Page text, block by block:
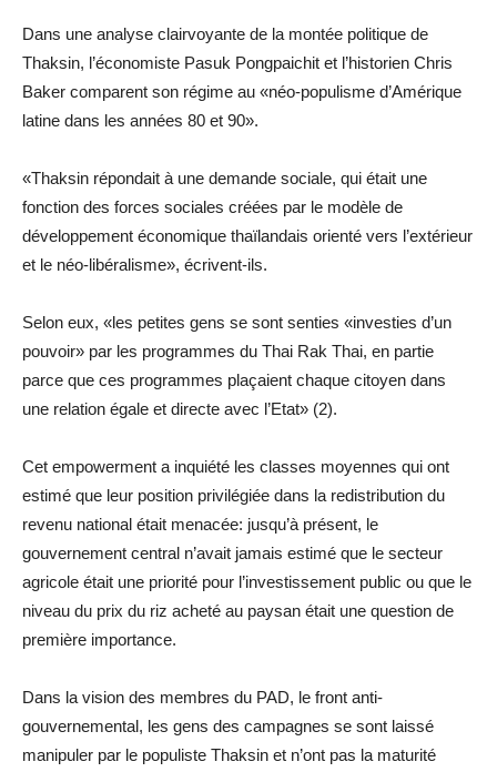
Dans une analyse clairvoyante de la montée politique de
Thaksin, l’économiste Pasuk Pongpaichit et l’historien Chris
Baker comparent son régime au «néo-populisme d’Amérique
latine dans les années 80 et 90».
«Thaksin répondait à une demande sociale, qui était une
fonction des forces sociales créées par le modèle de
développement économique thaïlandais orienté vers l’extérieur
et le néo-libéralisme», écrivent-ils.
Selon eux, «les petites gens se sont senties «investies d’un
pouvoir» par les programmes du Thai Rak Thai, en partie
parce que ces programmes plaçaient chaque citoyen dans
une relation égale et directe avec l’Etat» (2).
Cet empowerment a inquiété les classes moyennes qui ont
estimé que leur position privilégiée dans la redistribution du
revenu national était menacée: jusqu’à présent, le
gouvernement central n’avait jamais estimé que le secteur
agricole était une priorité pour l’investissement public ou que le
niveau du prix du riz acheté au paysan était une question de
première importance.
Dans la vision des membres du PAD, le front anti-
gouvernemental, les gens des campagnes se sont laissé
manipuler par le populiste Thaksin et n’ont pas la maturité